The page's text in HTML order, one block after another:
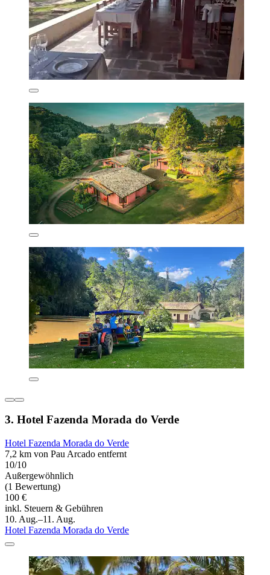
3. Hotel Fazenda Morada do Verde
Hotel Fazenda Morada do Verde
7,2 km von Pau Arcado entfernt
10/10
Außergewöhnlich
(1 Bewertung)
100 €
inkl. Steuern & Gebühren
10. Aug.–11. Aug.
Hotel Fazenda Morada do Verde